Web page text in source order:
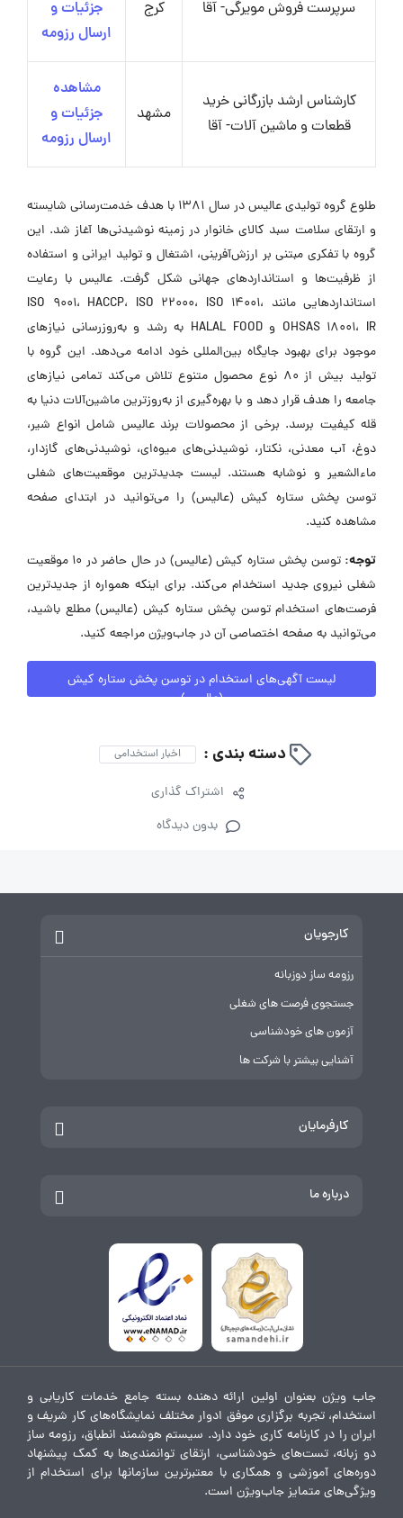
سرپرست فروش مویرگی- آقا کرج
جزئیات و
ارسال رزومه
کارشناس ارشد بازرگانی خرید
قطعات و ماشین آلات- آقا
مشهد
مشاهده
جزئیات و
ارسال رزومه
طلوع گروه تولیدی عالیس در سال ۱۳۸۱ با هدف خدمت‌رسانی شایسته
و ارتقای سلامت سبد کالای خانوار در زمینه نوشیدنی‌ها آغاز شد. این
گروه با تفکری مبتنی بر ارزش‌آفرینی، اشتغال و تولید ایرانی و استفاده
از ظرفیت‌ها و استانداردهای جهانی شکل گرفت. عالیس با رعایت
استانداردهایی مانند ISO 9001، HACCP، ISO 22000، ISO 14001،
OHSAS 18001، IR و HALAL FOOD به رشد و به‌روزرسانی نیازهای
موجود برای بهبود جایگاه بین‌المللی خود ادامه می‌دهد. این گروه با
تولید بیش از ۸۰ نوع محصول متنوع تلاش می‌کند تمامی نیازهای
جامعه را هدف قرار دهد و با بهره‌گیری از به‌روزترین ماشین‌آلات دنیا به
قله کیفیت برسد. برخی از محصولات برند عالیس شامل انواع شیر،
دوغ، آب معدنی، نکتار، نوشیدنی‌های میوه‌ای، نوشیدنی‌های گازدار،
ماءالشعیر و نوشابه هستند. لیست جدیدترین موقعیت‌های شغلی
توسن پخش ستاره کیش (عالیس) را می‌توانید در ابتدای صفحه
مشاهده کنید.
توجه:
توسن پخش ستاره کیش (عالیس) در حال حاضر در ۱۰ موقعیت
شغلی نیروی جدید استخدام می‌کند. برای اینکه همواره از جدیدترین
فرصت‌های استخدام توسن پخش ستاره کیش (عالیس) مطلع باشید،
می‌توانید به صفحه اختصاصی آن در جاب‌ویژن مراجعه کنید.
لیست آگهی‌های استخدام در توسن پخش ستاره کیش
(عالیس)
دسته بندی : اخبار استخدامی
اشتراک گذاری
بدون دیدگاه
کارجویان
رزومه ساز دوزبانه
جستجوی فرصت های شغلی
آزمون های خودشناسی
آشنایی بیشتر با شرکت ها
کارفرمایان
درباره ما
جاب ویژن بعنوان اولین ارائه دهنده بسته جامع خدمات کاریابی و
استخدام، تجربه برگزاری موفق ادوار مختلف نمایشگاه‌های کار شریف و
ایران را در کارنامه کاری خود دارد. سیستم هوشمند انطباق، رزومه ساز
دو زبانه، تست‌های خودشناسی، ارتقای توانمندی‌ها به کمک پیشنهاد
دوره‌های آموزشی و همکاری با معتبرترین سازمانها برای استخدام از
ویژگی‌های متمایز جاب‌ویژن است.